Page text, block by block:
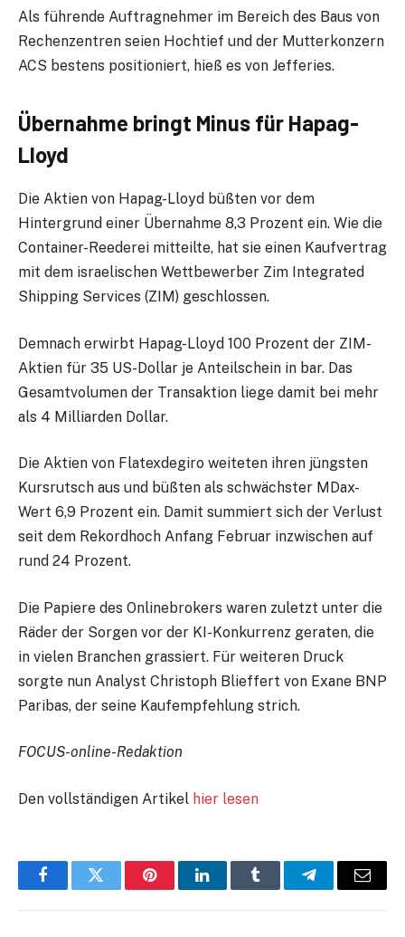
Als führende Auftragnehmer im Bereich des Baus von
Rechenzentren seien Hochtief und der Mutterkonzern
ACS bestens positioniert, hieß es von Jefferies.
Übernahme bringt Minus für Hapag-
Lloyd
Die Aktien von Hapag-Lloyd büßten vor dem
Hintergrund einer Übernahme 8,3 Prozent ein. Wie die
Container-Reederei mitteilte, hat sie einen Kaufvertrag
mit dem israelischen Wettbewerber Zim Integrated
Shipping Services (ZIM) geschlossen.
Demnach erwirbt Hapag-Lloyd 100 Prozent der ZIM-
Aktien für 35 US-Dollar je Anteilschein in bar. Das
Gesamtvolumen der Transaktion liege damit bei mehr
als 4 Milliarden Dollar.
Die Aktien von Flatexdegiro weiteten ihren jüngsten
Kursrutsch aus und büßten als schwächster MDax-
Wert 6,9 Prozent ein. Damit summiert sich der Verlust
seit dem Rekordhoch Anfang Februar inzwischen auf
rund 24 Prozent.
Die Papiere des Onlinebrokers waren zuletzt unter die
Räder der Sorgen vor der KI-Konkurrenz geraten, die
in vielen Branchen grassiert. Für weiteren Druck
sorgte nun Analyst Christoph Blieffert von Exane BNP
Paribas, der seine Kaufempfehlung strich.
FOCUS-online-Redaktion
Den vollständigen Artikel hier lesen
FacebookTwitter PinterestLinkedInTumblr TelegramE-